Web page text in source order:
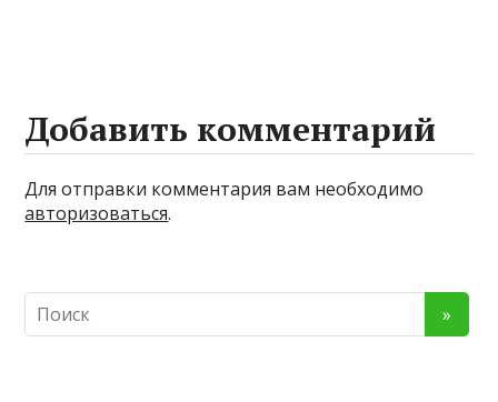
Добавить комментарий
Для отправки комментария вам необходимо
авторизоваться.